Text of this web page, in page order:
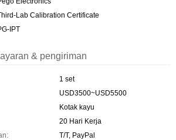
Lab Calibration Certificate
IPT
& pengiriman
1 set
USD3500~USD5500
Kotak kayu
20 Hari Kerja
T/T, PayPal